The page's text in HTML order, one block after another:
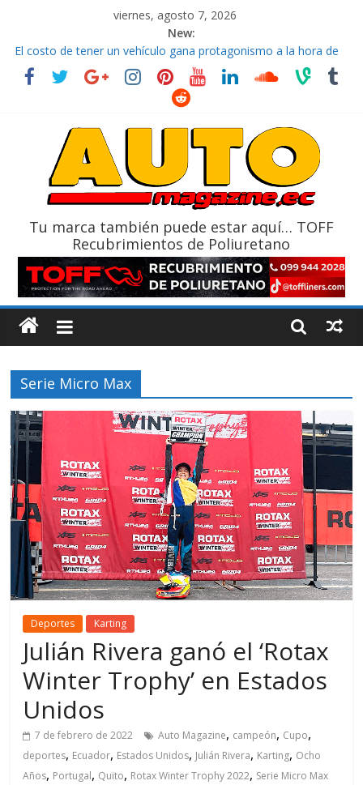
viernes, agosto 7, 2026
New:
El costo de tener un vehículo gana protagonismo a la hora de
decidir
Ultima película ‘Spider‑Man: Brand New Day’ pone en escena a
La Vuelta al Ecuador 2026, edición 47ª, recorre 7 provincias en 8
La FEDAK recibe 12 Sinotruk Bolden para cubrir las rutas de La
Tu marca también puede estar aquí… TOFF
Recubrimientos de Poliuretano
Serie Micro Max
Deportes Karting
Julián Rivera ganó el ‘Rotax
Winter Trophy’ en Estados
Unidos
7 de febrero de 2022 Auto Magazine, campeón, Cupo,
deportes, Ecuador, Estados Unidos, Julián Rivera, Karting, Ocho
Años, Portugal, Quito, Rotax Winter Trophy 2022, Serie Micro Max